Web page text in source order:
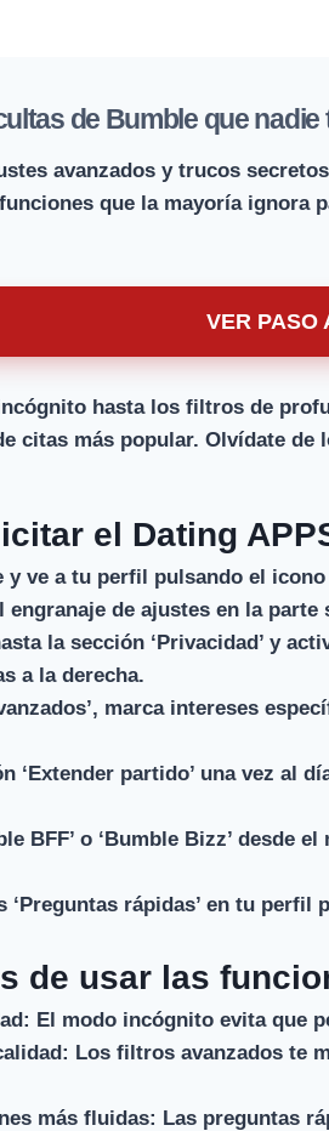
de Bumble que nadie
avanzados y trucos
que la mayoría ignora
VER PASO
hasta los filtros de
citas más popular. Olvídate
el Dating
y ve a tu perfil pulsando el
engranaje de ajustes en la parte
la sección ‘Privacidad’ y
a la derecha.
marca intereses
‘Extender partido’ una vez al
BFF’ o ‘Bumble Bizz’ desde
‘Preguntas rápidas’ en tu
de usar las
El modo incógnito evita que
Los filtros avanzados te
más fluidas: Las preguntas